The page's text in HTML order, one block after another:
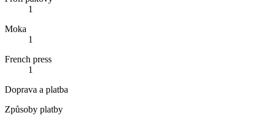
1
Moka
1
French press
1
Doprava a platba
Způsoby platby